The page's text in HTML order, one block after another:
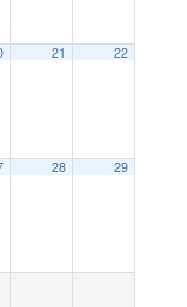
21 22
28 29